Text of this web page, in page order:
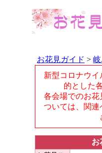
お花見ガイド >
新型コロナウイ
的とした
各会場でのお花
ついては、関
お